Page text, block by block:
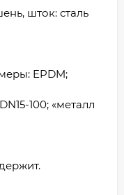
шток: сталь
EPDM;
100; «металл